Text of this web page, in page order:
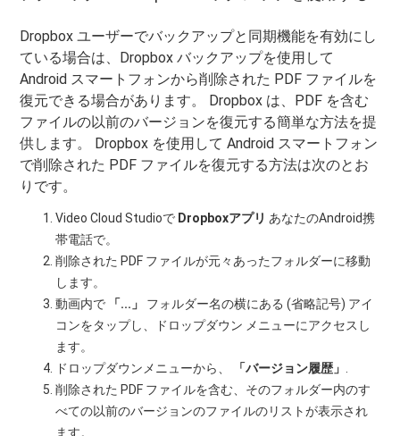
Dropbox ユーザーでバックアップと同期機能を有効にし
ている場合は、Dropbox バックアップを使用して
Android スマートフォンから削除された PDF ファイルを
復元できる場合があります。 Dropbox は、PDF を含む
ファイルの以前のバージョンを復元する簡単な方法を提
供します。 Dropbox を使用して Android スマートフォン
で削除された PDF ファイルを復元する方法は次のとお
りです。
Video Cloud Studioで Dropboxアプリ あなたのAndroid携
帯電話で。
削除された PDF ファイルが元々あったフォルダーに移動
します。
動画内で 「...」
フォルダー名の横にある (省略記号) アイ
コンをタップし、ドロップダウン メニューにアクセスし
ます。
ドロップダウンメニューから、
「バージョン履歴」
削除された PDF ファイルを含む、そのフォルダー内のす
べての以前のバージョンのファイルのリストが表示され
ます。